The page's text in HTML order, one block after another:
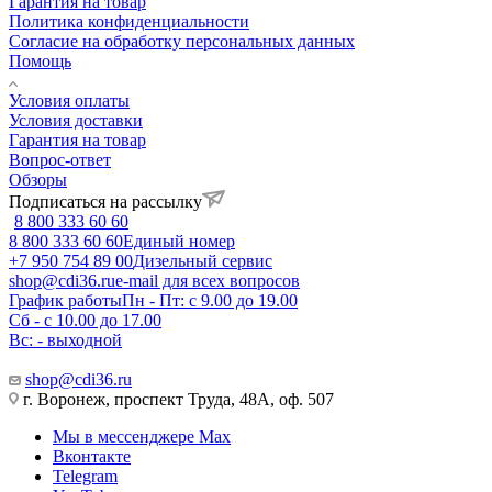
Политика конфиденциальности
Согласие на обработку персональных данных
Помощь
Условия оплаты
Условия доставки
Гарантия на товар
Вопрос-ответ
Обзоры
Подписаться на рассылку
8 800 333 60 60
8 800 333 60 60Единый номер
+7 950 754 89 00Дизельный сервис
shop@cdi36.rue-mail для всех вопросов
График работыПн - Пт: с 9.00 до 19.00
Сб - с 10.00 до 17.00
Вс: - выходной
shop@cdi36.ru
г. Воронеж, проспект Труда, 48А, оф. 507
Мы в мессенджере Max
Вконтакте
Telegram